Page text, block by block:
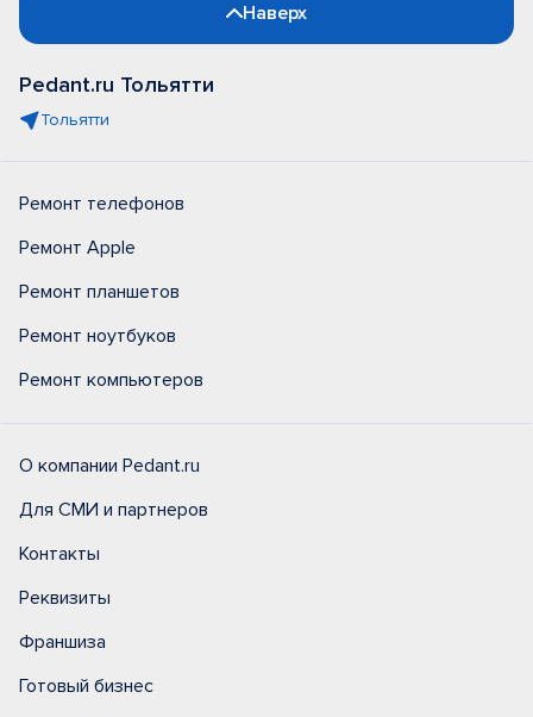
Наверх
Pedant.ru Тольятти
Тольятти
Ремонт телефонов
Ремонт Apple
Ремонт планшетов
Ремонт ноутбуков
Ремонт компьютеров
О компании Pedant.ru
Для СМИ и партнеров
Контакты
Реквизиты
Франшиза
Готовый бизнес